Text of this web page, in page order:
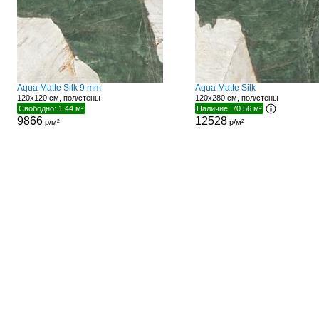
Aqua Matte Silk 9 mm
120x120 см, пол/стены
Свободно: 1.44 м²
9866р/м²
Aqua Matte Silk
120x280 см, пол/стены
Наличие: 70.56 м²
12528р/м²